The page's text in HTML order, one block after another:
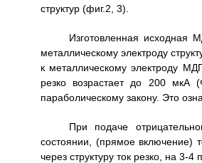
структур (фиг.2, 3).
Изготовленная исходная
металлическому электроду
к металлическому электроду
резко возрастает до 200 мкА
параболическому закону. Это
При подаче
состоянии, (прямое включение)
через структуру ток резко, на 3-